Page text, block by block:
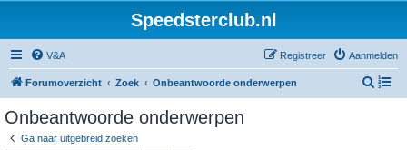
Speedsterclub.nl
V&A Aanmelden
Registreer
Forumoverzicht Zoek Onbeantwoorde onderwerpen
Z
Onbeantwoorde onderwerpen
Ga naar uitgebreid zoeken